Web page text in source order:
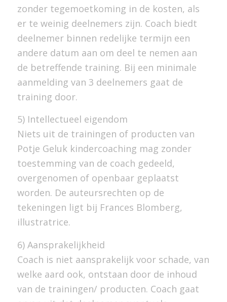
zonder tegemoetkoming in de kosten, als
er te weinig deelnemers zijn. Coach biedt
deelnemer binnen redelijke termijn een
andere datum aan om deel te nemen aan
de betreffende training. Bij een minimale
aanmelding van 3 deelnemers gaat de
training door.
5) Intellectueel eigendom
Niets uit de trainingen of producten van
Potje Geluk kindercoaching mag zonder
toestemming van de coach gedeeld,
overgenomen of openbaar geplaatst
worden. De auteursrechten op de
tekeningen ligt bij Frances Blomberg,
illustratrice.
6) Aansprakelijkheid
Coach is niet aansprakelijk voor schade, van
welke aard ook, ontstaan door de inhoud
van de trainingen/ producten. Coach gaat